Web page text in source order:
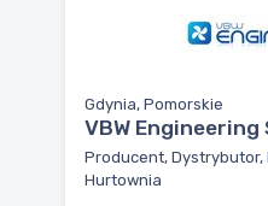
Gdynia, Pomorskie
VBW Engineering
Producent, Dystrybutor,
Hurtownia